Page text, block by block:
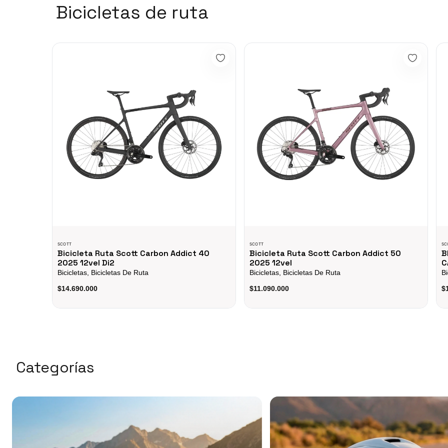
Bicicletas de ruta
Bicicleta Ruta Scott Carbon Addict 40 2025 12vel Di2
SCOTT
Bicicleta Ruta Scott Carbon Addict 40
2025 12vel Di2
Bicicletas, Bicicletas De Ruta
$14.690.000
Bicicleta Ruta Scott Carbon Addict 50 2025 12vel
SCOTT
Bicicleta Ruta Scott Carbon Addict 50
2025 12vel
Bicicletas, Bicicletas De Ruta
$11.090.000
Categorías